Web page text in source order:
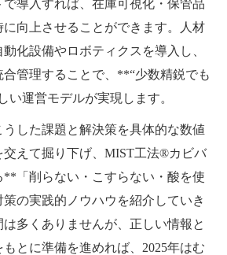
導入すれば、在庫可視化・保管品
向上させることができます。人材
化設備やロボティクスを導入し、
管理することで、**“少数精鋭でも
い運営モデルが実現します。
した課題と解決策を具体的な数値
交えて掘り下げ、MIST工法®カビバ
**「削らない・こすらない・酸を使
の実践的ノウハウを紹介していき
多くありませんが、正しい情報と
とに準備を進めれば、2025年はむ